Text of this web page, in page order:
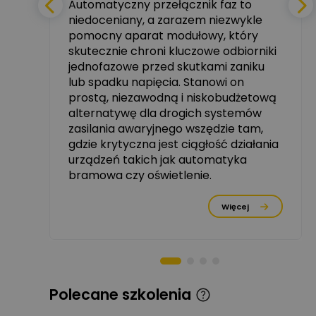
Ekspert ABB
Ekspert, ABB Zadaj pytanie
Michał Szulborski
Ekspert ETI - Dr inż. w
dziedzinie Aparatów
Elektrycznych / Senior
R&D Scientist / Product
Manager
Zadaj pytanie
Tomasz Dźwigała
Ekspert Menadżer
Piotr Muskała
Ekspert Specjalista ds
Automatyczny przełącznik faz to
niedoceniany, a zarazem niezwykle
pomocny aparat modułowy, który
skutecznie chroni kluczowe odbiorniki
jednofazowe przed skutkami zaniku
lub spadku napięcia. Stanowi on
prostą, niezawodną i niskobudżetową
alternatywę dla drogich systemów
zasilania awaryjnego wszędzie tam,
gdzie krytyczna jest ciągłość działania
urządzeń takich jak automatyka
bramowa czy oświetlenie.
Więcej
Polecane szkolenia